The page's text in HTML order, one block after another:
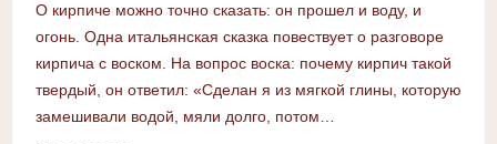
О кирпиче можно точно сказать: он прошел и воду, и
огонь. Одна итальянская сказка повествует о разговоре
кирпича с воском. На вопрос воска: почему кирпич такой
твердый, он ответил: «Сделан я из мягкой глины, которую
замешивали водой, мяли долго, потом…